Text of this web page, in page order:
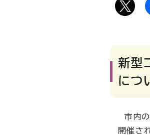
新型
につ
市内の
開催さ